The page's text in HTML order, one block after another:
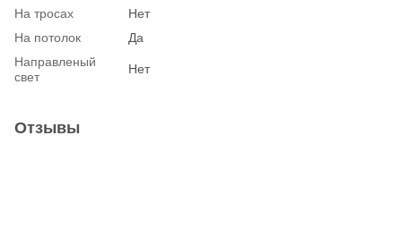
На тросах
Нет
На потолок
Да
Hаправленый
свет
Нет
Отзывы